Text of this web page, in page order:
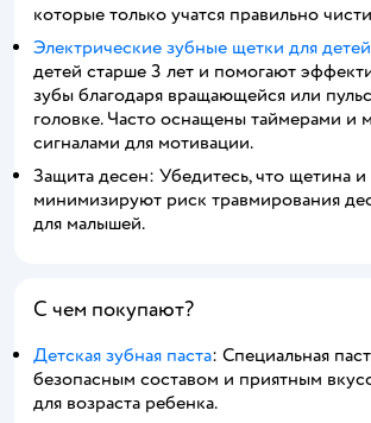
которые только учатся правильно
Электрические зубные щетки для детей
детей старше 3 лет и помогают
зубы благодаря вращающейся или
головке. Часто оснащены таймерами и
сигналами для мотивации.
Защита десен: Убедитесь, что щетина
минимизируют риск травмирования
для малышей.
С чем покупают?
Детская зубная паста: Специальная
безопасным составом и приятным
для возраста ребенка.